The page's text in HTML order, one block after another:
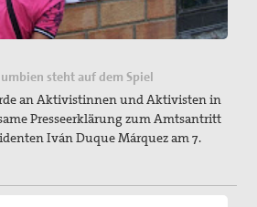
steht auf dem Spiel
an Aktivistinnen und Aktivisten in
Presseerklärung zum Amtsantritt
Iván Duque Márquez am 7.